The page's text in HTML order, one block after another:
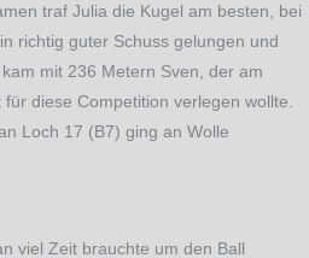
traf Julia die Kugel am besten, bei
richtig guter Schuss gelungen und
mit 236 Metern Sven, der am
diese Competition verlegen wollte.
Loch 17 (B7) ging an Wolle
viel Zeit brauchte um den Ball